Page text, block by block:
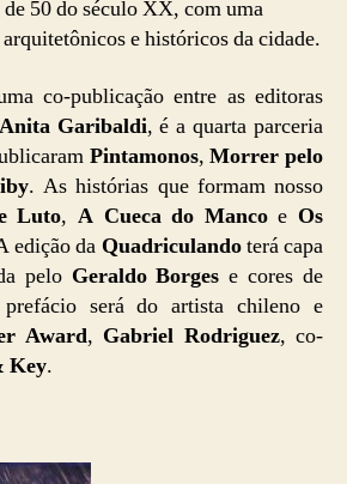
de 50 do século XX, com uma
e históricos da cidade.
co-publicação entre as editoras
Garibaldi, é a quarta parceria
Pintamonos,Morrer pelo
. As histórias que formam nosso
Luto, A Cueca do Mancoe Os
edição da Quadriculandoterá capa
pelo Geraldo Borges e cores de
será do artista chileno e
Award, Gabriel Rodriguez, co-
Key.